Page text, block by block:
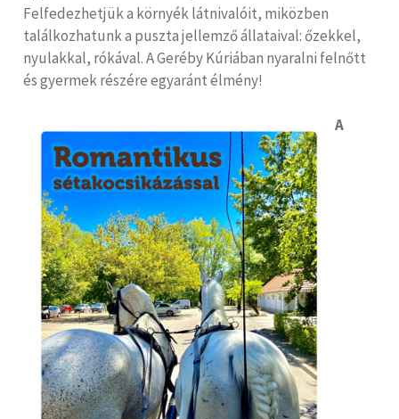
Felfedezhetjük a környék látnivalóit, miközben
találkozhatunk a puszta jellemző állataival: őzekkel,
nyulakkal, rókával. A Geréby Kúriában nyaralni felnőtt
és gyermek részére egyaránt élmény!
A